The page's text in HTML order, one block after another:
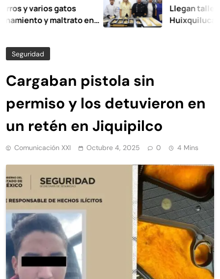
varios gatos
y maltrato en
Llegan talleres de
Huixquilucan
Seguridad
Cargaban pistola sin
permiso y los detuvieron en
un retén en Jiquipilco
Comunicación XXI Octubre 4, 2025 0 4 Mins